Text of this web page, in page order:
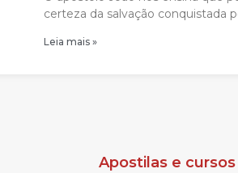
certeza da salvação conquistada
Leia mais »
Apostilas e cursos